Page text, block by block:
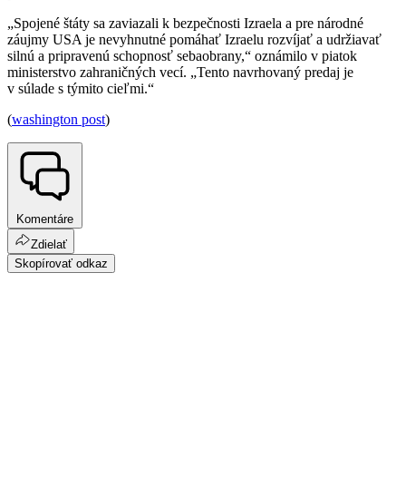
„Spojené štáty sa zaviazali k bezpečnosti Izraela a pre národné
záujmy USA je nevyhnutné pomáhať Izraelu rozvíjať a udržiavať
silnú a pripravenú schopnosť sebaobrany,“ oznámilo v piatok
ministerstvo zahraničných vecí. „Tento navrhovaný predaj je
v súlade s týmito cieľmi.“
(washington post)
Komentáre
Zdielať
Skopírovať odkaz